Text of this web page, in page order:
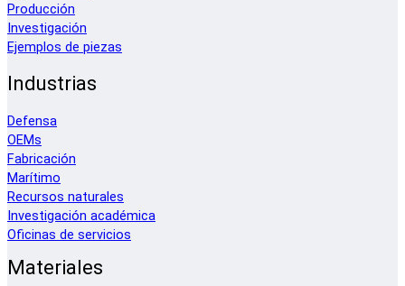
Producción
Investigación
Ejemplos de piezas
Industrias
Defensa
OEMs
Fabricación
Marítimo
Recursos naturales
Investigación académica
Oficinas de servicios
Materiales